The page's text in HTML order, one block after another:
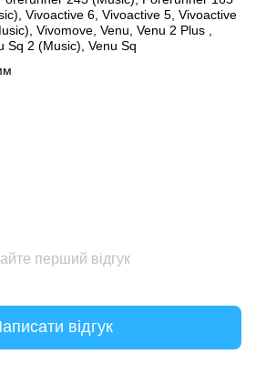
Vivoactive 6, Vivoactive 5, Vivoactive
Vivomove, Venu, Venu 2 Plus ,
Sq 2 (Music), Venu Sq
перший відгук
відгук